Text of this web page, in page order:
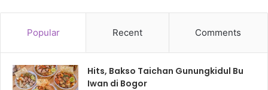
Popular Recent Comments
Hits, Bakso Taichan Gunungkidul Bu
Iwan di Bogor